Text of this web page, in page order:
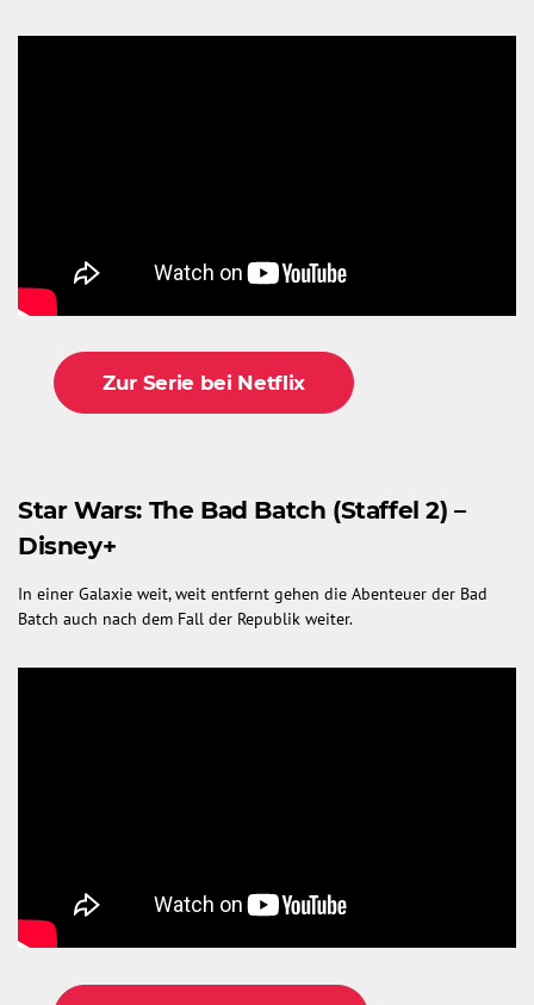
Zur Serie bei Netflix
Star Wars: The Bad Batch (Staffel 2) –
Disney+
In einer Galaxie weit, weit entfernt gehen die Abenteuer der Bad
Batch auch nach dem Fall der Republik weiter.